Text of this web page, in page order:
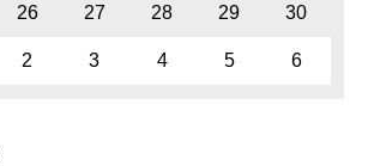
26 27 28 29 30
2 3 4 5 6